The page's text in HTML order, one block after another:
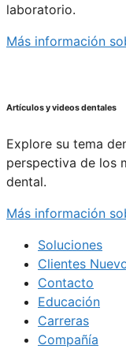
laboratorio.
Más información
Artículos y videos dentales
Explore su tema
perspectiva de los
dental.
Más información
Soluciones
Clientes
Contacto
Educación
Carreras
Compañía